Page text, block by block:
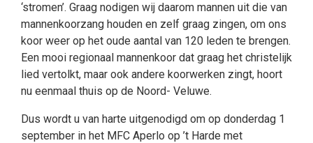
‘stromen’. Graag nodigen wij daarom mannen uit die van
mannenkoorzang houden en zelf graag zingen, om ons
koor weer op het oude aantal van 120 leden te brengen.
Een mooi regionaal mannenkoor dat graag het christelijk
lied vertolkt, maar ook andere koorwerken zingt, hoort
nu eenmaal thuis op de Noord- Veluwe.
Dus wordt u van harte uitgenodigd om op donderdag 1
september in het MFC Aperlo op ’t Harde met